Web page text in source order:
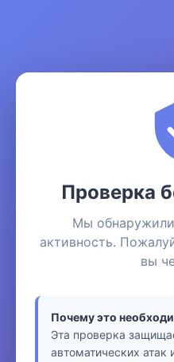
Проверка
Мы
активность.
вы
Почему это
Эта проверка
автоматических атак